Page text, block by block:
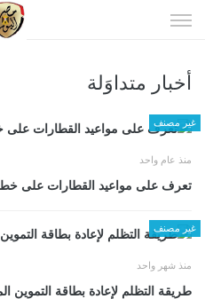
الى
أخبار متداوَلة
غير مصنف
منذ عام واحد
تعرف على مواعيد القطارات على خط
غير مصنف
منذ شهر واحد
طريقة التظلم لإعادة بطاقة التموين